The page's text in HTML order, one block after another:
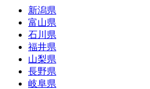
新潟県
富山県
石川県
福井県
山梨県
長野県
岐阜県